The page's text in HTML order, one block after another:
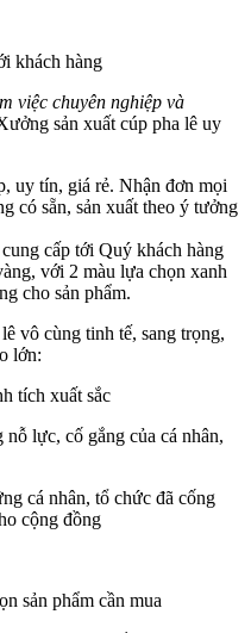
khách hàng
việc chuyên nghiệp và
sản xuất cúp pha lê uy
uy tín, giá rẻ. Nhận đơn mọi
có sẵn, sản xuất theo ý tưởng
cấp tới Quý khách hàng
với 2 màu lựa chọn xanh
cho sản phẩm.
vô cùng tinh tế, sang trọng,
lớn:
tích xuất sắc
lực, cố gắng của cá nhân,
cá nhân, tổ chức đã cống
cộng đồng
sản phẩm cần mua